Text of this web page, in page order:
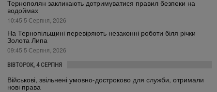
Тернополян закликають дотримуватися правил безпеки на
водоймах
10:45 5 Серпня, 2026
На Тернопільщині перевіряють незаконні роботи біля річки
Золота Липа
09:45 5 Серпня, 2026
ВІВТОРОК, 4 СЕРПНЯ
Військові, звільнені умовно-достроково для служби, отримали
нові права